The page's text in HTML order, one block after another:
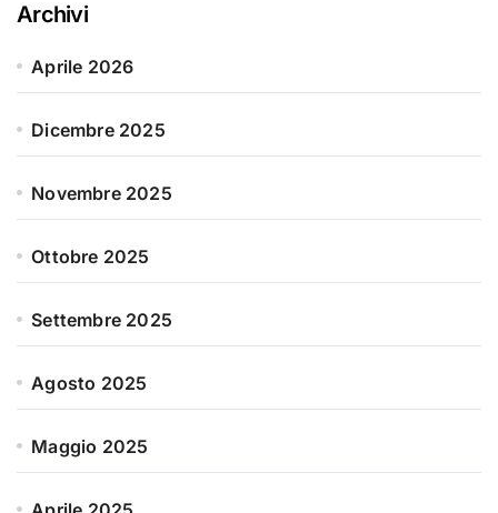
Archivi
Aprile 2026
Dicembre 2025
Novembre 2025
Ottobre 2025
Settembre 2025
Agosto 2025
Maggio 2025